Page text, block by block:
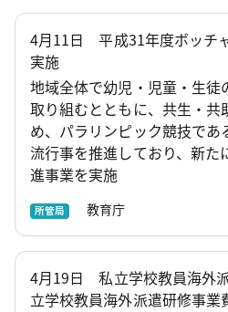
4月11日 平成31年度ボッチ
実施
地域全体で幼児・児童・生徒
取り組むとともに、共生・共
め、パラリンピック競技であ
流行事を推進しており、新た
進事業を実施
所管局 教育庁
4月19日 私立学校教員海外
立学校教員海外派遣研修事業